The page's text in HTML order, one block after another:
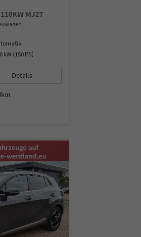
MJ27
kW (150 PS)
Details